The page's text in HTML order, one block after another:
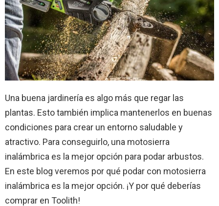
Una buena jardinería es algo más que regar las
plantas. Esto también implica mantenerlos en buenas
condiciones para crear un entorno saludable y
atractivo. Para conseguirlo, una motosierra
inalámbrica es la mejor opción para podar arbustos.
En este blog veremos por qué podar con motosierra
inalámbrica es la mejor opción. ¡Y por qué deberías
comprar en Toolith!